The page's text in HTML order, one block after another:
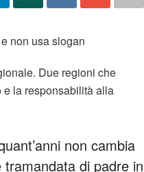
non usa slogan
Due regioni che
e la responsabilità alla
non cambia
di padre in